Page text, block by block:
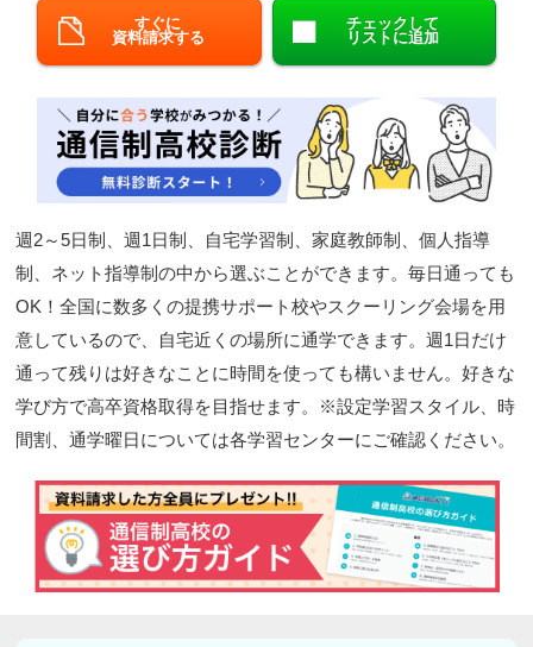
閉じる
すぐに
資料請求する
チェックして
リストに追加
週2～5日制、週1日制、自宅学習制、家庭教師制、個人指導
制、ネット指導制の中から選ぶことができます。毎日通っても
OK！全国に数多くの提携サポート校やスクーリング会場を用
意しているので、自宅近くの場所に通学できます。週1日だけ
通って残りは好きなことに時間を使っても構いません。好きな
学び方で高卒資格取得を目指せます。※設定学習スタイル、時
間割、通学曜日については各学習センターにご確認ください。